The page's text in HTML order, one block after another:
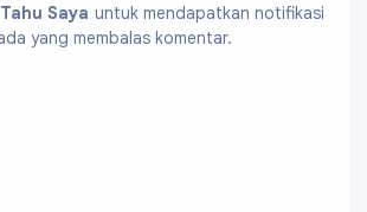
Saya untuk mendapatkan notifikasi
yang membalas komentar.